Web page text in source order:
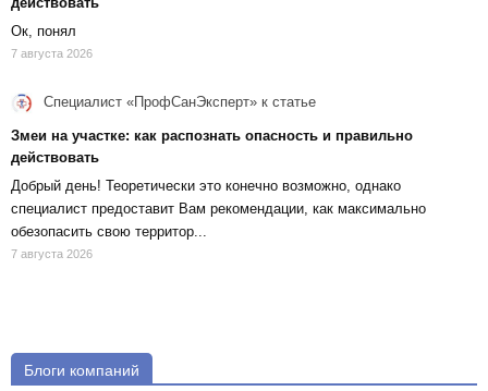
Ок, понял
7 августа 2026
Специалист «ПрофСанЭксперт» к статье
Змеи на участке: как распознать опасность и правильно
действовать
Добрый день! Теоретически это конечно возможно, однако
специалист предоставит Вам рекомендации, как максимально
обезопасить свою территор...
7 августа 2026
Блоги компаний